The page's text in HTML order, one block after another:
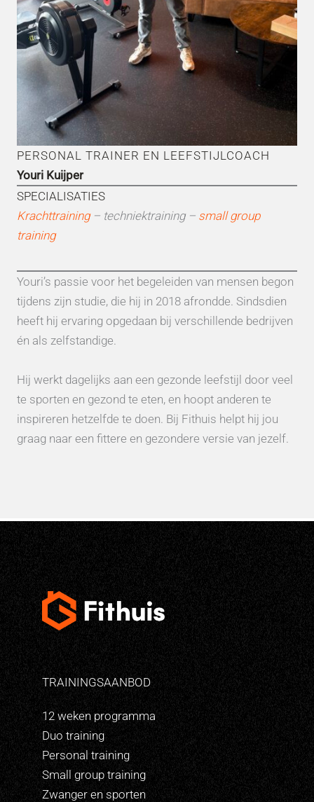
PERSONAL TRAINER EN LEEFSTIJLCOACH
Youri Kuijper
SPECIALISATIES
Krachttraining– techniektraining – small group
training
Youri’s passie voor het begeleiden van mensen begon
tijdens zijn studie, die hij in 2018 afrondde. Sindsdien
heeft hij ervaring opgedaan bij verschillende bedrijven
én als zelfstandige.
Hij werkt dagelijks aan een gezonde leefstijl door veel
te sporten en gezond te eten, en hoopt anderen te
inspireren hetzelfde te doen. Bij Fithuis helpt hij jou
graag naar een fittere en gezondere versie van jezelf.
TRAININGSAANBOD
12 weken programma
Duo training
Personal training
Small group training
Zwanger en sporten